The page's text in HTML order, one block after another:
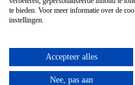
te bieden. Voor meer informatie over de
instellingen.
Accepteer alles
Nee, pas aan